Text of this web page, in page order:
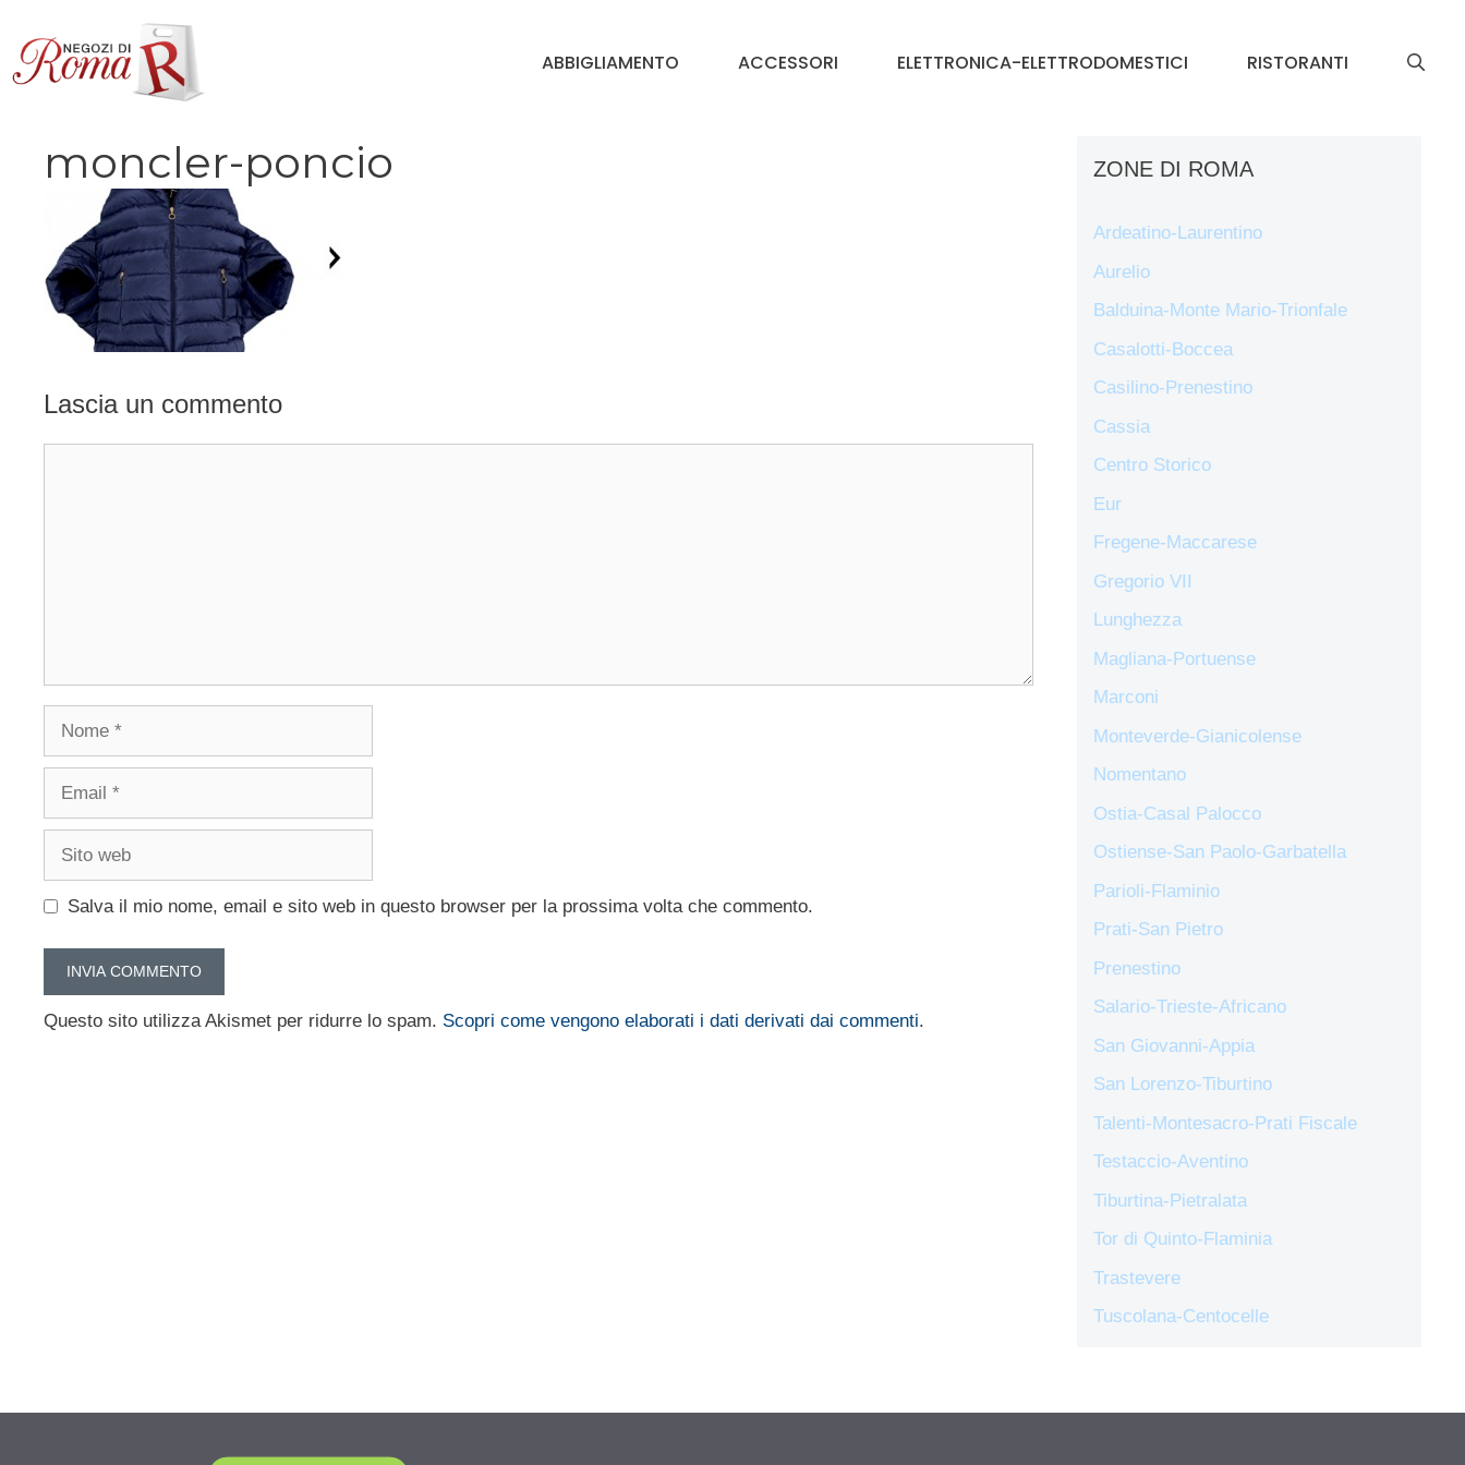
contenuto
ABBIGLIAMENTO ACCESSORI ELETTRONICA-ELETTRODOMESTICI RISTORANTI
moncler-poncio
Lascia un commento
Nome
Email
Sito
Salva il mio nome, email e sito web in questo browser per la prossima volta che commento.
Questo sito utilizza Akismet per ridurre lo spam. Scopri come vengono elaborati i dati derivati dai commenti.
ZONE DI ROMA
Ardeatino-Laurentino
Aurelio
Balduina-Monte Mario-Trionfale
Casalotti-Boccea
Casilino-Prenestino
Cassia
Centro Storico
Eur
Fregene-Maccarese
Gregorio VII
Lunghezza
Magliana-Portuense
Marconi
Monteverde-Gianicolense
Nomentano
Ostia-Casal Palocco
Ostiense-San Paolo-Garbatella
Parioli-Flaminio
Prati-San Pietro
Prenestino
Salario-Trieste-Africano
San Giovanni-Appia
San Lorenzo-Tiburtino
Talenti-Montesacro-Prati Fiscale
Testaccio-Aventino
Tiburtina-Pietralata
Tor di Quinto-Flaminia
Trastevere
Tuscolana-Centocelle